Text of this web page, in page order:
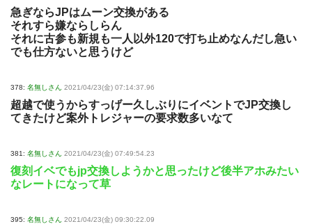
急ぎならJPはムーン交換がある
それすら嫌ならしらん
それに古参も新規も一人以外120で打ち止めなんだし急い
でも仕方ないと思うけど
378: 名無しさん 2021/04/23(金) 07:14:37.96
超越で使うからすっげー久しぶりにイベントでJP交換し
てきたけど案外トレジャーの要求数多いなて
381: 名無しさん 2021/04/23(金) 07:49:54.23
復刻イベでもjp交換しようかと思ったけど後半アホみたい
なレートになって草
395: 名無しさん 2021/04/23(金) 09:30:22.09